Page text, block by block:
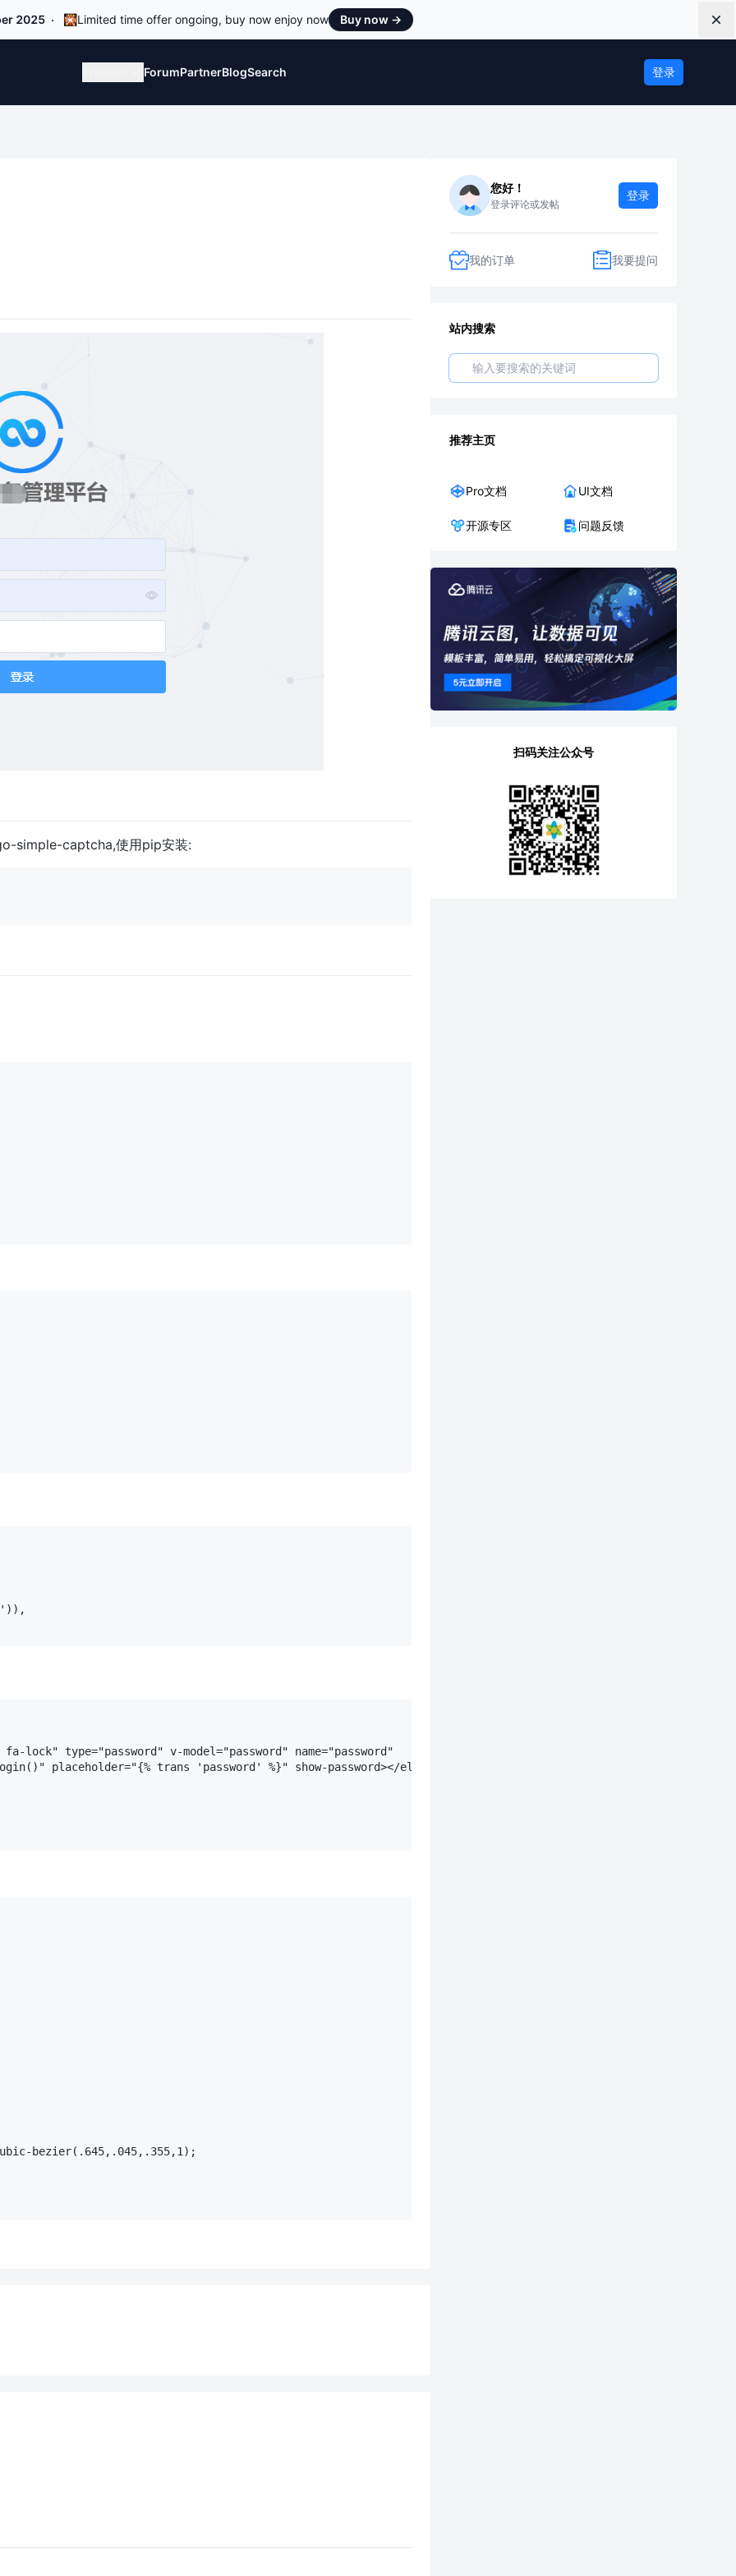
2025 🎇Limited time offer ongoing, buy now enjoy now Buy now →
ForumPartnerBlogSearch 登录
simple-captcha,使用pip安装:
lock" type="password" v-model="password" name="password"
placeholder="{% trans 'password' %}" show-password></el-input>
bezier(.645,.045,.355,1);
您好！
登录评论或发帖
登录
我的订单 我要提问
站内搜索
推荐主页
Pro文档 UI文档
开源专区 问题反馈
扫码关注公众号